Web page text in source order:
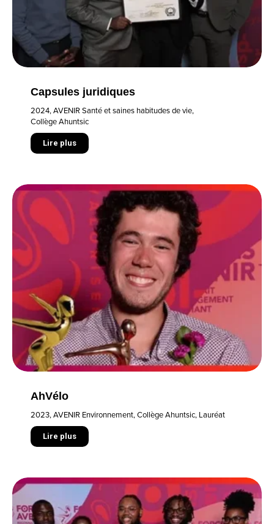
Capsules juridiques
2024,AVENIR Santé et saines habitudes de vie,
Collège Ahuntsic
Lire plus
AhVélo
2023,AVENIR Environnement,Collège Ahuntsic, Lauréat
Lire plus